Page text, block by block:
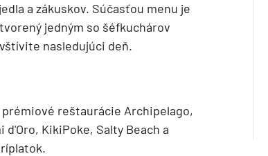
a zákuskov. Súčasťou menu je
jedným so šéfkuchárov
nasledujúci deň.
reštaurácie Archipelago,
KikiPoke, Salty Beach a